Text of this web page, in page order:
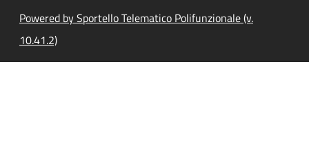
Powered by Sportello Telematico Polifunzionale (v.
10.41.2)